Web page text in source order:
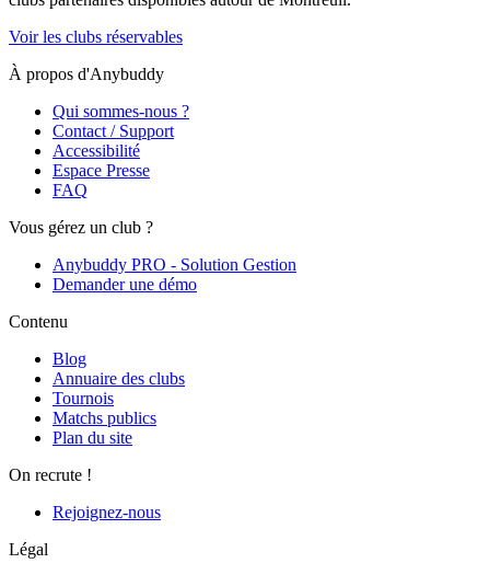
Voir les clubs réservables
À propos d'Anybuddy
Qui sommes-nous ?
Contact / Support
Accessibilité
Espace Presse
FAQ
Vous gérez un club ?
Anybuddy PRO - Solution Gestion
Demander une démo
Contenu
Blog
Annuaire des clubs
Tournois
Matchs publics
Plan du site
On recrute !
Rejoignez-nous
Légal